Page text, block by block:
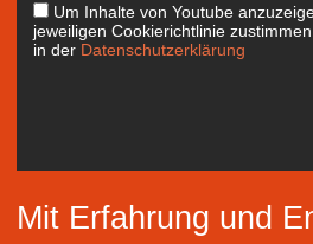
Um Inhalte von Youtube
jeweiligen Cookierichtlinie
in der Datenschutzerklärung
Mit Erfahrung und